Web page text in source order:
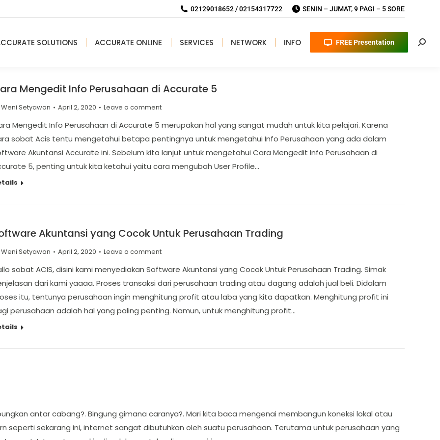
02129018652 / 02154317722 SENIN – JUMAT, 9 PAGI – 5 SORE
SOLUTIONS ACCURATE ONLINE SERVICES NETWORK INFO FREE Presentation
Mengedit Info Perusahaan di Accurate 5
Weni Setyawan April 2, 2020 Leave a comment
Mengedit Info Perusahaan di Accurate 5 merupakan hal yang sangat mudah untuk kita pelajari. Karena
sobat Acis tentu mengetahui betapa pentingnya untuk mengetahui Info Perusahaan yang ada dalam
Akuntansi Accurate ini. Sebelum kita lanjut untuk mengetahui Cara Mengedit Info Perusahaan di
5, penting untuk kita ketahui yaitu cara mengubah User Profile…
Akuntansi yang Cocok Untuk Perusahaan Trading
Weni Setyawan April 2, 2020 Leave a comment
sobat ACIS, disini kami menyediakan Software Akuntansi yang Cocok Untuk Perusahaan Trading. Simak
dari kami yaaaa. Proses transaksi dari perusahaan trading atau dagang adalah jual beli. Didalam
itu, tentunya perusahaan ingin menghitung profit atau laba yang kita dapatkan. Menghitung profit ini
perusahaan adalah hal yang paling penting. Namun, untuk menghitung profit…
antar cabang?. Bingung gimana caranya?. Mari kita baca mengenai membangun koneksi lokal atau
seperti sekarang ini, internet sangat dibutuhkan oleh suatu perusahaan. Terutama untuk perusahaan yang